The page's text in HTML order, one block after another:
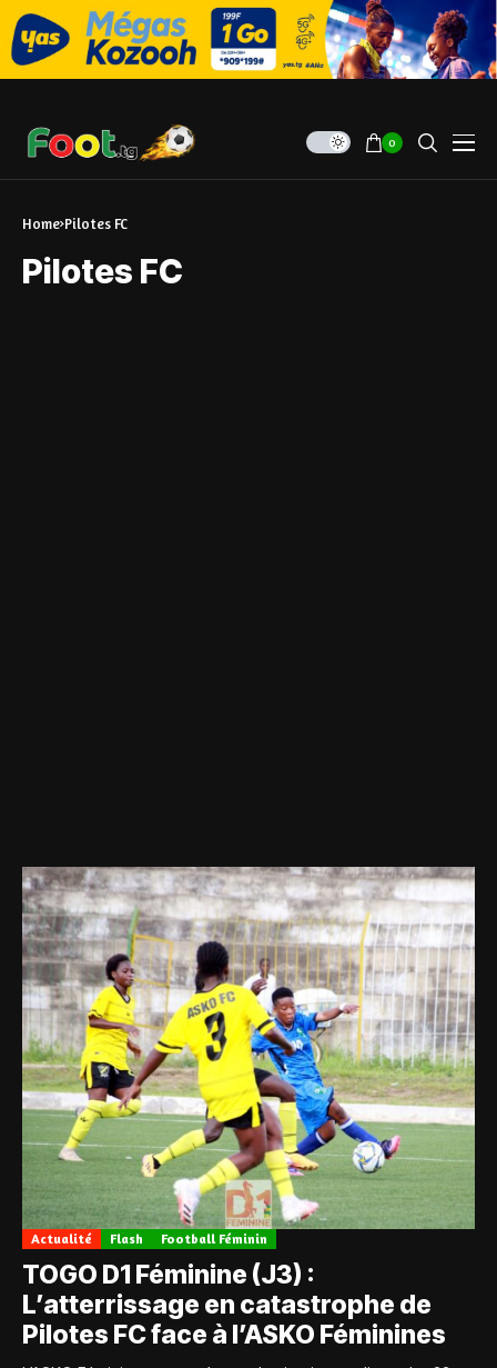
0
Home Pilotes FC
Pilotes FC
Actualité Flash Football Féminin
TOGO D1 Féminine (J3) :
L’atterrissage en catastrophe de
Pilotes FC face à l’ASKO Féminines